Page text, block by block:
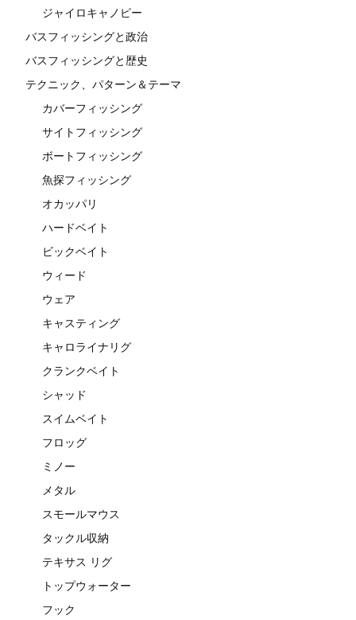
ジャイロキャノピー
バスフィッシングと政治
バスフィッシングと歴史
テクニック、パターン＆テーマ
カバーフィッシング
サイトフィッシング
ボートフィッシング
魚探フィッシング
オカッパリ
ハードベイト
ビックベイト
ウィード
ウェア
キャスティング
キャロライナリグ
クランクベイト
シャッド
スイムベイト
フロッグ
ミノー
メタル
スモールマウス
タックル収納
テキサス リグ
トップウォーター
フック